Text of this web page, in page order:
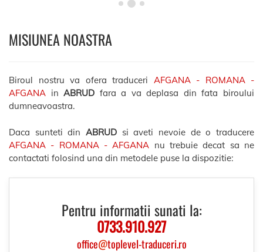
MISIUNEA NOASTRA
Biroul nostru va ofera traduceri AFGANA - ROMANA -
AFGANA inABRUD fara a va deplasa din fata biroului
dumneavoastra.
Daca sunteti din ABRUD si aveti nevoie de o traducere
AFGANA - ROMANA - AFGANA nu trebuie decat sa ne
contactati folosind una din metodele puse la dispozitie:
Pentru informatii sunati la:
0733.910.927
office@toplevel-traduceri.ro